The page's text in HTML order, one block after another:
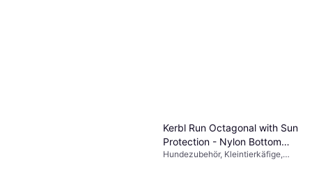
Kerbl Run Octagonal with Sun
Protection - Nylon Bottom
(To Run)
Hundezubehör, Kleintierkäfige,